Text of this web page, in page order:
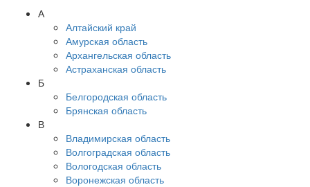
А
Алтайский край
Амурская область
Архангельская область
Астраханская область
Б
Белгородская область
Брянская область
В
Владимирская область
Волгоградская область
Вологодская область
Воронежская область